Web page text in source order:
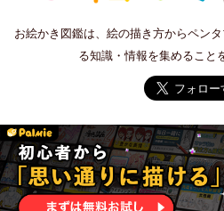
お絵かき図鑑は、絵の描き方からペン
る知識・情報を集めること